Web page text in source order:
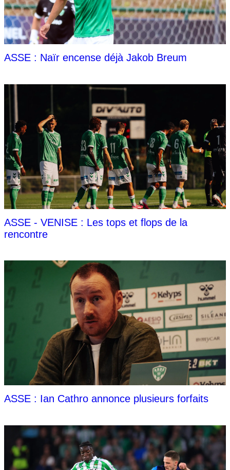
ASSE : Naïr encense déjà Jakob Breum
ASSE - VENISE : Les tops et flops de la
rencontre
ASSE : Ian Cathro annonce plusieurs forfaits